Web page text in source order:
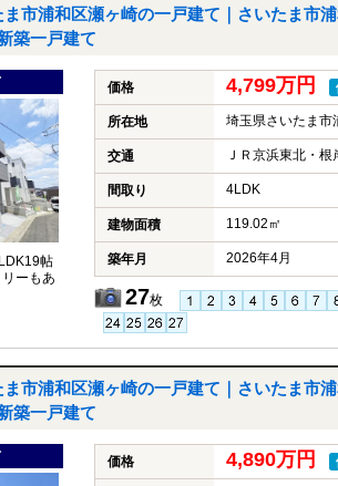
市浦和区瀬ヶ崎の一戸建て｜さいたま市
築一戸建て
帖
ーもあ
価格 4,799万円
所在地 埼玉県さいたま市
交通 ＪＲ京浜東北・
間取り 4LDK
建物面積 119.02㎡
築年月 2026年4月
27枚
市浦和区瀬ヶ崎の一戸建て｜さいたま市
築一戸建て
価格 4,890万円